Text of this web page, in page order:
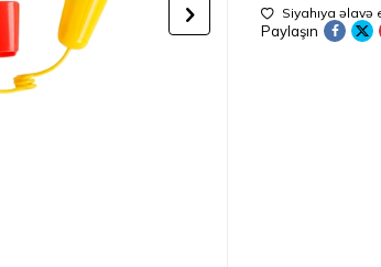
Siyahıya əlavə
Paylaşın